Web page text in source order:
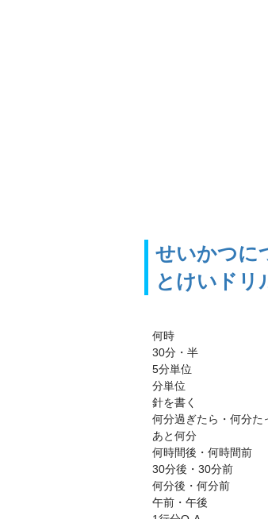
せいかつに
とけいドリ
何時
30分・半
5分単位
分単位
針を書く
何分過ぎたら・何分た
あと何分
何時間後・何時間前
30分後・30分前
何分後・何分前
午前・午後